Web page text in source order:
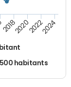
500 habitants
2018202020222024